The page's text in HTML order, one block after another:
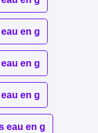
en g
en g
en g
eau en g